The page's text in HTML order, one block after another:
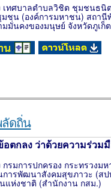
เทศบาลตำบลวิชิต ชุมชนธ
มชน (องค์การมหาชน) สถา
มมั่นคงของมนุษย์ จังหวัดภูเ
ดถิ่น
ตกลง ว่าด้วยความร่วม
กรมการปกครอง กระทรวง
การพัฒนาสังคมสุขภาวะ (ส
แห่งชาติ (สำนักงาน กสม.)